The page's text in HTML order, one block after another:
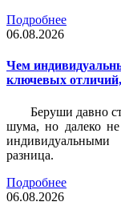
Подробнее
06.08.2026
Чем
ключевых
Беруши давно
шума, но далеко
индивидуальными
разница.
Подробнее
06.08.2026